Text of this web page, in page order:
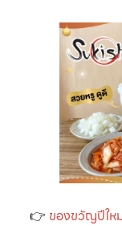
👉 ของขวัญปีให